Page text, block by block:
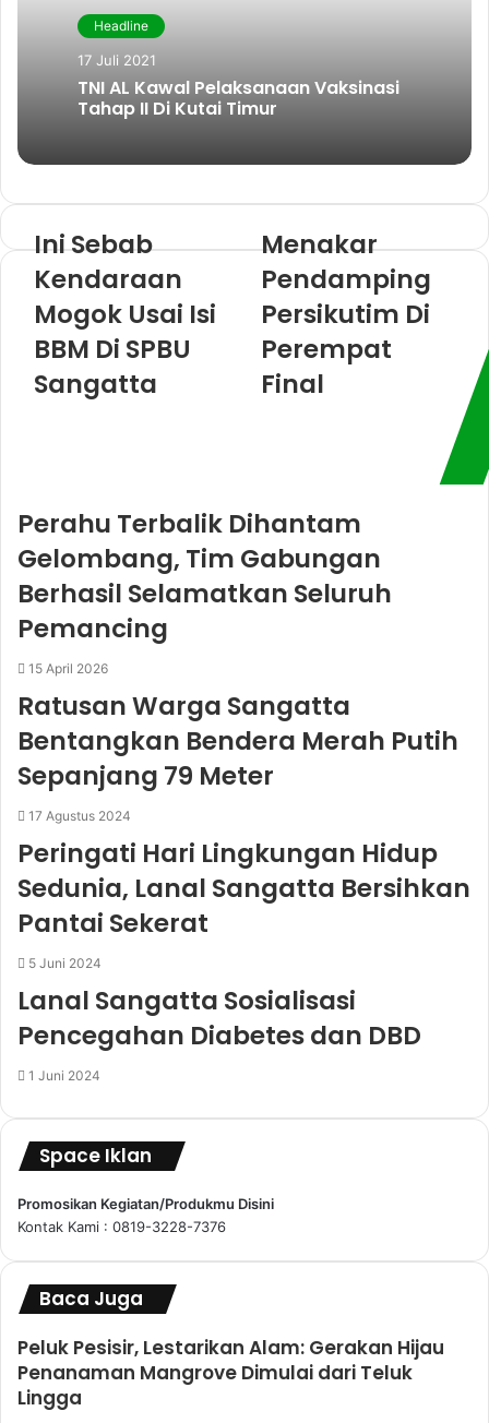
Headline
17 Juli 2021
TNI AL Kawal Pelaksanaan Vaksinasi
Tahap II Di Kutai Timur
Ini Sebab
Kendaraan
Mogok Usai Isi
BBM Di SPBU
Sangatta
Menakar
Pendamping
Persikutim Di
Perempat
Final
Perahu Terbalik Dihantam
Gelombang, Tim Gabungan
Berhasil Selamatkan Seluruh
Pemancing
15 April 2026
Ratusan Warga Sangatta
Bentangkan Bendera Merah Putih
Sepanjang 79 Meter
17 Agustus 2024
Peringati Hari Lingkungan Hidup
Sedunia, Lanal Sangatta Bersihkan
Pantai Sekerat
5 Juni 2024
Lanal Sangatta Sosialisasi
Pencegahan Diabetes dan DBD
1 Juni 2024
Space Iklan
Promosikan Kegiatan/Produkmu Disini
Kontak Kami : 0819-3228-7376
Baca Juga
Peluk Pesisir, Lestarikan Alam: Gerakan Hijau
Penanaman Mangrove Dimulai dari Teluk
Lingga